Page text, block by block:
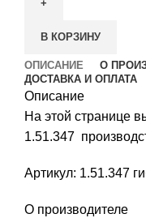
В КОРЗИНУ
ОПИСАНИЕ О
ДОСТАВКА И ОПЛАТА
Описание
На этой странице
1.51.347
Артикул: 1.51.347
О производителе